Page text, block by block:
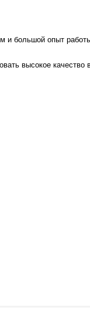
и большой опыт
высокое качество